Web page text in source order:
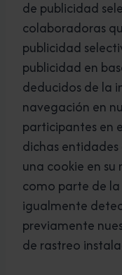
de publicidad
colaboradoras
publicidad
publicidad en
deducidos de la
navegación en
participantes en
dichas
una cookie en
como parte de
igualmente
previamente
de rastreo